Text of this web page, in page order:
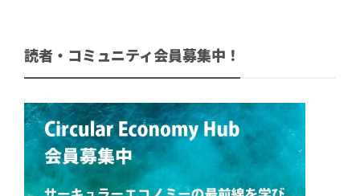
読者・コミュニティ会員募集中！